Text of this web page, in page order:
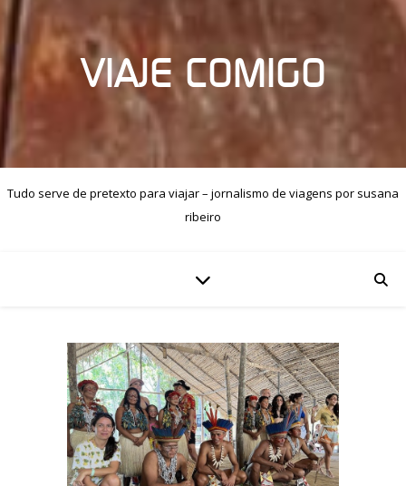
VIAJE COMIGO
Tudo serve de pretexto para viajar – jornalismo de viagens por susana
ribeiro